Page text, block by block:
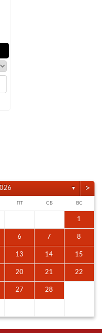
▼ >
ПТ СБ ВС
1
6 7 8
13 14 15
20 21 22
27 28